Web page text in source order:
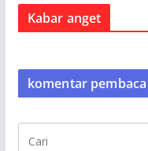
Kabar anget
komentar pembaca